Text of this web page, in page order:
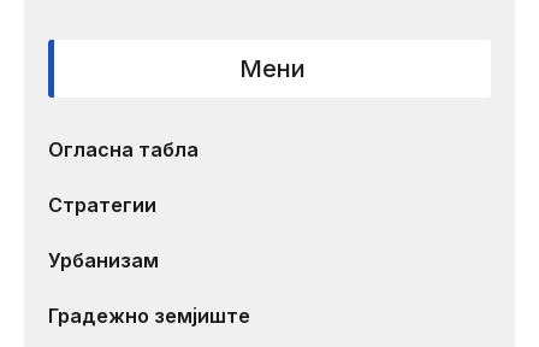
Мени
Огласна табла
Стратегии
Урбанизам
Градежно земјиште